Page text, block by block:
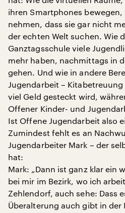
ihren Smartphones bewegen,
nehmen, dass sie gar nicht
der echten Welt suchen. Wie
Ganztagsschule viele
mehr haben, nachmittags in
gehen. Und wie in andere
Jugendarbeit –
viel Geld gesteckt wird,
Offener Kinder- und
Ist Offene Jugendarbeit also
Zumindest fehlt es an
Jugendarbeiter Mark – der
hat:
Mark: „Dann ist ganz klar ein
bei mir im Bezirk, wo ich
Zehlendorf, auch sehe: Dass
Überalterung auch gibt in